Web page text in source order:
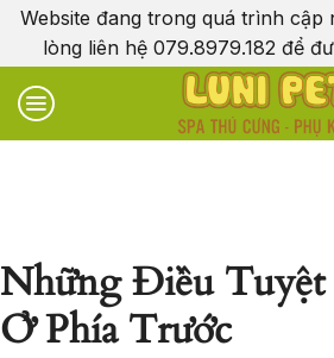
Website đang trong quá trình cập
lòng liên hệ 079.8979.182 để
Những Điều
Ở Phía Trước